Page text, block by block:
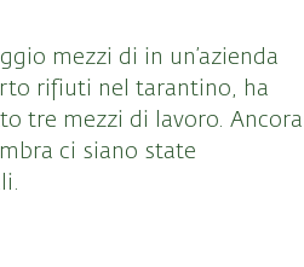
mezzi di in un’azienda
rifiuti nel tarantino, ha
tre mezzi di lavoro. Ancora
ci siano state